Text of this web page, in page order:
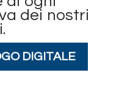
dei nostri
DIGITALE